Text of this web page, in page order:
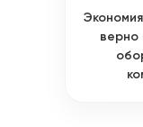
верно